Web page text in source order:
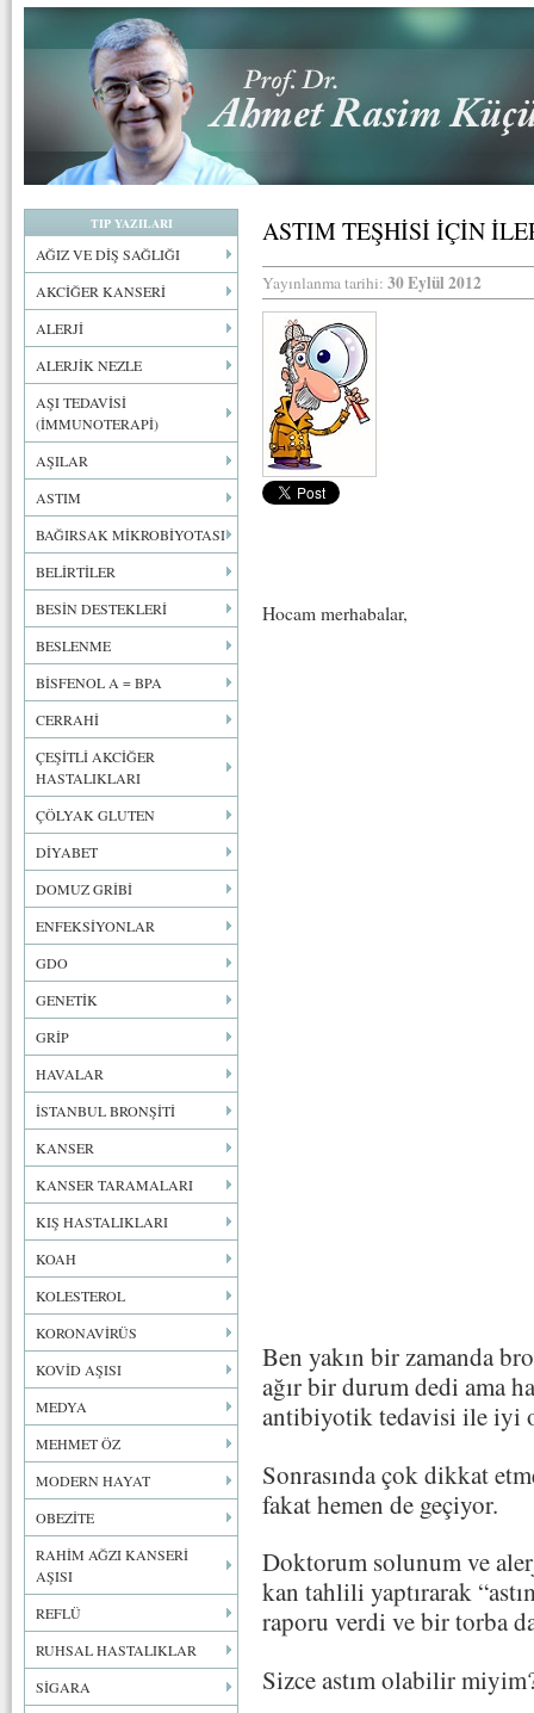
TIP YAZILARI
AĞIZ VE DİŞ SAĞLIĞI
AKCİĞER KANSERİ
ALERJİ
ALERJİK NEZLE
AŞI TEDAVİSİ
(İMMUNOTERAPİ)
AŞILAR
ASTIM
BAĞIRSAK MİKROBİYOTASI
BELİRTİLER
BESİN DESTEKLERİ
BESLENME
BİSFENOL A = BPA
CERRAHİ
ÇEŞİTLİ AKCİĞER
HASTALIKLARI
ÇÖLYAK GLUTEN
DİYABET
DOMUZ GRİBİ
ENFEKSİYONLAR
GDO
GENETİK
GRİP
HAVALAR
İSTANBUL BRONŞİTİ
KANSER
KANSER TARAMALARI
KIŞ HASTALIKLARI
KOAH
KOLESTEROL
KORONAVİRÜS
KOVİD AŞISI
MEDYA
MEHMET ÖZ
MODERN HAYAT
OBEZİTE
RAHİM AĞZI KANSERİ
AŞISI
REFLÜ
RUHSAL HASTALIKLAR
SİGARA
ASTIM TEŞHİSİ İÇİN
Yayınlanma tarihi: 30 Eylül 2012
Hocam merhabalar,
Ben yakın bir zamanda
ağır bir durum dedi ama
antibiyotik tedavisi ile iyi
Sonrasında çok dikkat
fakat hemen de geçiyor.
Doktorum solunum ve
kan tahlili yaptırarak
raporu verdi ve bir torba
Sizce astım olabilir